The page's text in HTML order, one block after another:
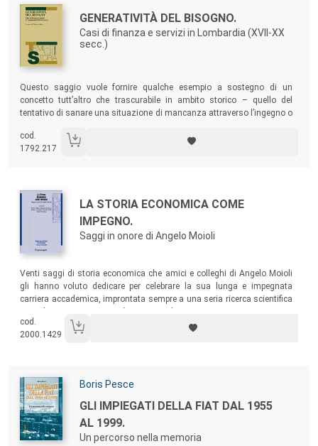
Autori:
Titolo:
GENERATIVITÀ DEL BISOGNO.
Casi di finanza e servizi in Lombardia (XVII-XX
secc.)
Questo saggio vuole fornire qualche esempio a sostegno di un
concetto tutt’altro che trascurabile in ambito storico – quello del
tentativo di sanare una situazione di mancanza attraverso l’ingegno o
collettivi analoghi tra loro e collocabili in quella fascia di terra
lombarda che, a sud di Milano, si spinge da Lodi fino alla Bassa
cod.
1792.217
Autori:
Titolo:
LA STORIA ECONOMICA COME
IMPEGNO.
Saggi in onore di Angelo Moioli
Venti saggi di storia economica che amici e colleghi di Angelo Moioli
gli hanno voluto dedicare per celebrare la sua lunga e impegnata
carriera accademica, improntata sempre a una seria ricerca scientifica
cod.
2000.1429
Autori:
Boris Pesce
Titolo:
GLI IMPIEGATI DELLA FIAT DAL 1955
AL 1999.
Un percorso nella memoria